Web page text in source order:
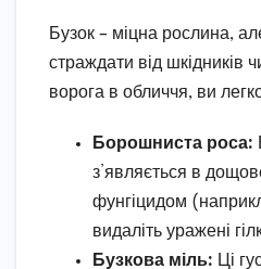
Бузок – міцна рослина,
страждати від шкідників
ворога в обличчя, ви
Борошниста роса:
з’являється в
фунгіцидом
видаліть уражені
Бузкова міль: Ці